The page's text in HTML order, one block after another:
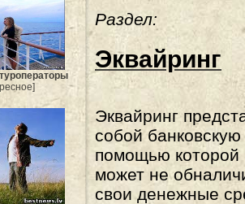
Раздел:
Эквайринг
Эквайринг
собой банковскую
помощью которой
может не
свои денежные